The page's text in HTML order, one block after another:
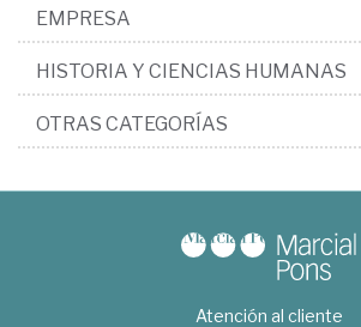
EMPRESA
HISTORIA Y CIENCIAS HUMANAS
OTRAS CATEGORÍAS
Atención al cliente